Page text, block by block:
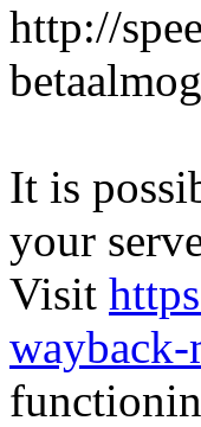
http://
It is
your
Visit